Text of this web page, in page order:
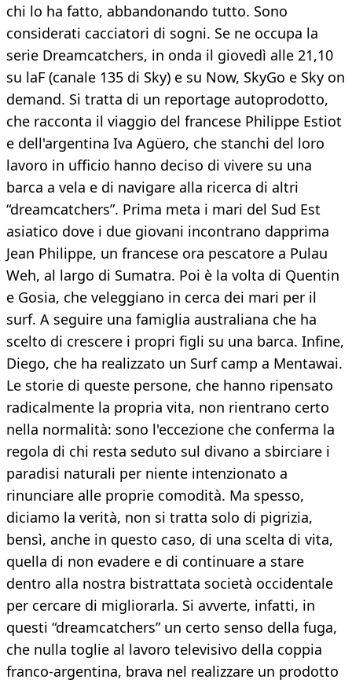
chi lo ha fatto, abbandonando tutto. Sono
considerati cacciatori di sogni. Se ne occupa la
serie Dreamcatchers, in onda il giovedì alle 21,10
su laF (canale 135 di Sky) e su Now, SkyGo e Sky on
demand. Si tratta di un reportage autoprodotto,
che racconta il viaggio del francese Philippe Estiot
e dell'argentina Iva Agüero, che stanchi del loro
lavoro in ufficio hanno deciso di vivere su una
barca a vela e di navigare alla ricerca di altri
“dreamcatchers”. Prima meta i mari del Sud Est
asiatico dove i due giovani incontrano dapprima
Jean Philippe, un francese ora pescatore a Pulau
Weh, al largo di Sumatra. Poi è la volta di Quentin
e Gosia, che veleggiano in cerca dei mari per il
surf. A seguire una famiglia australiana che ha
scelto di crescere i propri figli su una barca. Infine,
Diego, che ha realizzato un Surf camp a Mentawai.
Le storie di queste persone, che hanno ripensato
radicalmente la propria vita, non rientrano certo
nella normalità: sono l'eccezione che conferma la
regola di chi resta seduto sul divano a sbirciare i
paradisi naturali per niente intenzionato a
rinunciare alle proprie comodità. Ma spesso,
diciamo la verità, non si tratta solo di pigrizia,
bensì, anche in questo caso, di una scelta di vita,
quella di non evadere e di continuare a stare
dentro alla nostra bistrattata società occidentale
per cercare di migliorarla. Si avverte, infatti, in
questi “dreamcatchers” un certo senso della fuga,
che nulla toglie al lavoro televisivo della coppia
franco-argentina, brava nel realizzare un prodotto